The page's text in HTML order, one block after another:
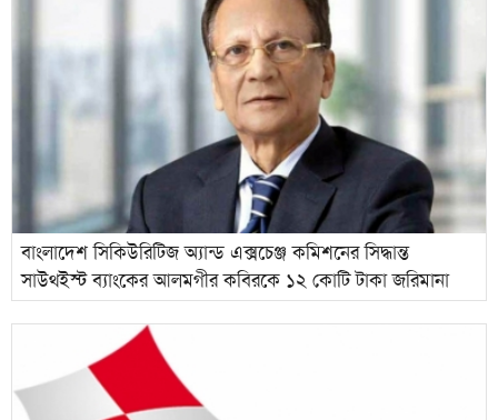
বাংলাদেশ সিকিউরিটিজ অ্যান্ড এক্সচেঞ্জ কমিশনের সিদ্ধান্ত
সাউথইস্ট ব্যাংকের আলমগীর কবিরকে ১২ কোটি টাকা জরিমানা